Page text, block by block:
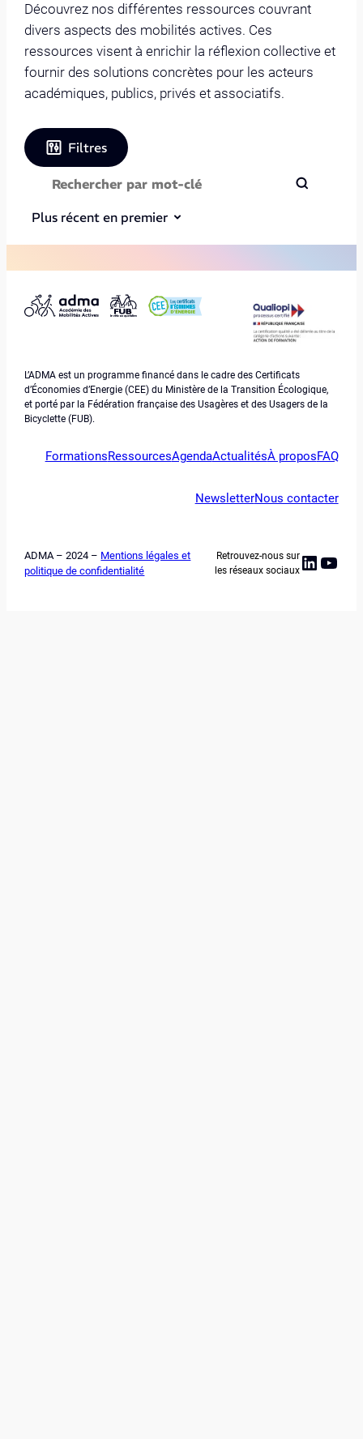
Découvrez nos différentes ressources couvrant
divers aspects des mobilités actives. Ces
ressources visent à enrichir la réflexion collective et
fournir des solutions concrètes pour les acteurs
académiques, publics, privés et associatifs.
Filtres
Plus récent en premier
L’ADMA est un programme financé dans le cadre des Certificats
d’Économies d’Energie (CEE) du Ministère de la Transition Écologique,
et porté par la Fédération française des Usagères et des Usagers de la
Bicyclette (FUB).
FormationsRessourcesAgendaActualitésÀ proposFAQ
NewsletterNous contacter
ADMA – 2024 – Mentions légales et
politique de confidentialité
Retrouvez-nous sur
les réseaux sociaux